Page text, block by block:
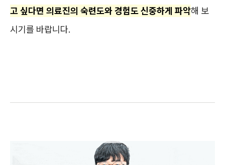
고 싶다면 의료진의 숙련도와 경험도 신중하게 파악해 보
시기를 바랍니다.